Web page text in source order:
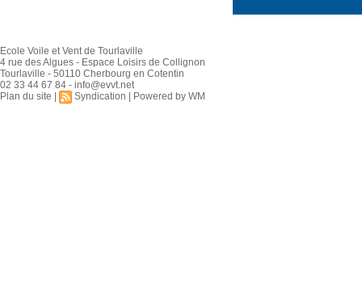
Ecole Voile et Vent de Tourlaville
4 rue des Algues - Espace Loisirs de Collignon
Tourlaville - 50110 Cherbourg en Cotentin
02 33 44 67 84 - info@evvt.net
Plan du site
Syndication Powered by WM